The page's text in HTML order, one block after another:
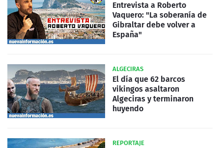
Entrevista a Roberto
Vaquero: "La soberanía de
Gibraltar debe volver a
España"
ALGECIRAS
El día que 62 barcos
vikingos asaltaron
Algeciras y terminaron
huyendo
REPORTAJE